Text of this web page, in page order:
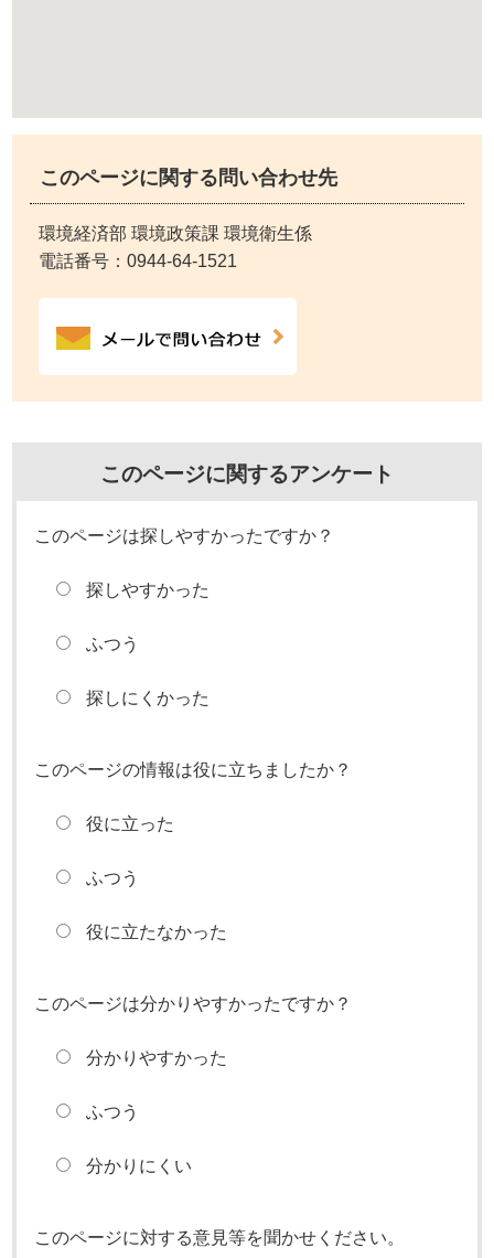
このページに関する問い合わせ先
環境経済部 環境政策課 環境衛生係
電話番号：0944-64-1521
このページに関するアンケート
このページは探しやすかったですか？
探しやすかった
ふつう
探しにくかった
このページの情報は役に立ちましたか？
役に立った
ふつう
役に立たなかった
このページは分かりやすかったですか？
分かりやすかった
ふつう
分かりにくい
このページに対する意見等を聞かせください。